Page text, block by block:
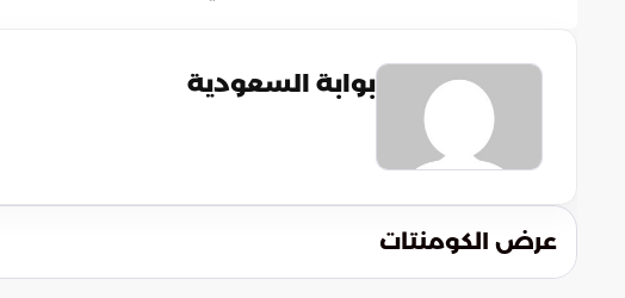
بوابة السعودية
عرض الكومنتات